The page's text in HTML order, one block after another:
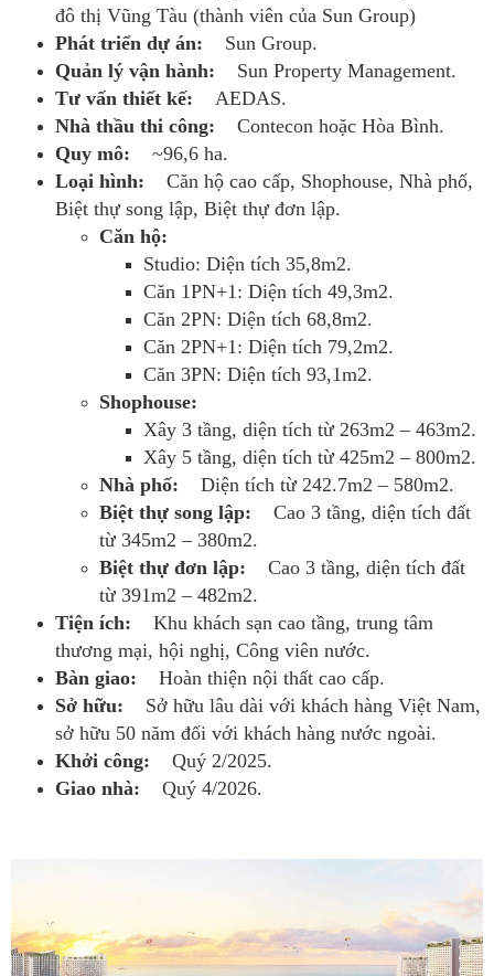
đô thị Vũng Tàu (thành viên của Sun Group)
Phát triển dự án:
Sun Group.
Quản lý vận hành: Sun Property Management.
Tư vấn thiết kế:
AEDAS.
Nhà thầu thi công: Contecon hoặc Hòa Bình.
Quy mô:
~96,6 ha.
Loại hình:
Căn hộ cao cấp, Shophouse, Nhà phố,
Biệt thự song lập, Biệt thự đơn lập.
Căn hộ:
Studio: Diện tích 35,8m2.
Căn 1PN+1: Diện tích 49,3m2.
Căn 2PN: Diện tích 68,8m2.
Căn 2PN+1: Diện tích 79,2m2.
Căn 3PN: Diện tích 93,1m2.
Shophouse:
Xây 3 tầng, diện tích từ 263m2 – 463m2.
Xây 5 tầng, diện tích từ 425m2 – 800m2.
Nhà phố:
Diện tích từ 242.7m2 – 580m2.
Biệt thự song lập:
Cao 3 tầng, diện tích đất
từ 345m2 – 380m2.
Biệt thự đơn lập:
Cao 3 tầng, diện tích đất
từ 391m2 – 482m2.
Tiện ích:
Khu khách sạn cao tầng, trung tâm
thương mại, hội nghị, Công viên nước.
Bàn giao:
Hoàn thiện nội thất cao cấp.
Sở hữu:
Sở hữu lâu dài với khách hàng Việt Nam,
sở hữu 50 năm đối với khách hàng nước ngoài.
Khởi công:
Quý 2/2025.
Giao nhà:
Quý 4/2026.